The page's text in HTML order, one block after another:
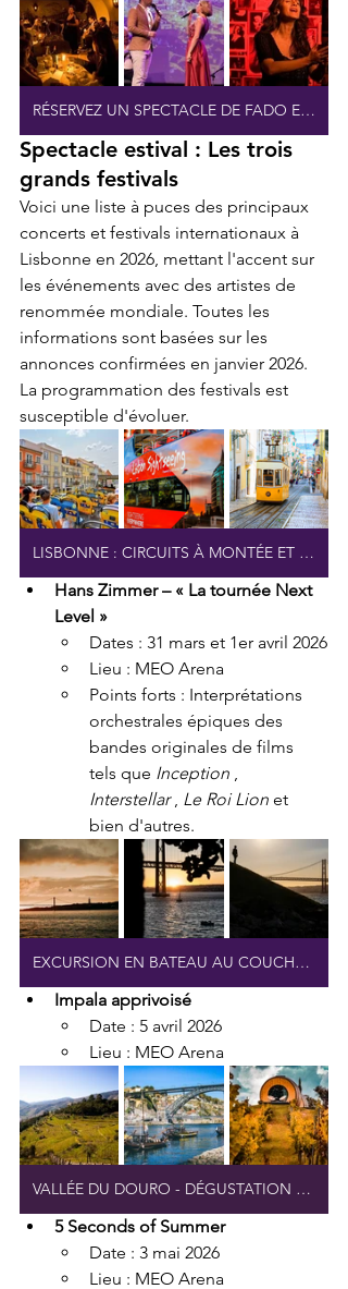
RÉSERVEZ UN SPECTACLE DE FADO EN DIRECT AVEC DU PORTO
Spectacle estival : Les trois
grands festivals
Voici une liste à puces des principaux
concerts et festivals internationaux à
Lisbonne en 2026, mettant l'accent sur
les événements avec des artistes de
renommée mondiale. Toutes les
informations sont basées sur les
annonces confirmées en janvier 2026.
La programmation des festivals est
susceptible d'évoluer.
LISBONNE : CIRCUITS À MONTÉE ET DESCENTE LIMITÉES
Hans Zimmer – « La tournée Next
Level »
Dates : 31 mars et 1er avril 2026
Lieu : MEO Arena
Points forts : Interprétations
orchestrales épiques des
bandes originales de films
tels que Inception ,
Interstellar , Le Roi Lion et
bien d'autres.
EXCURSION EN BATEAU AU COUCHER DE SOLEIL À LISBONNE
Impala apprivoisé
Date : 5 avril 2026
Lieu : MEO Arena
VALLÉE DU DOURO - DÉGUSTATION DE VINS EXCLUSIVE
5 Seconds of Summer
Date : 3 mai 2026
Lieu : MEO Arena